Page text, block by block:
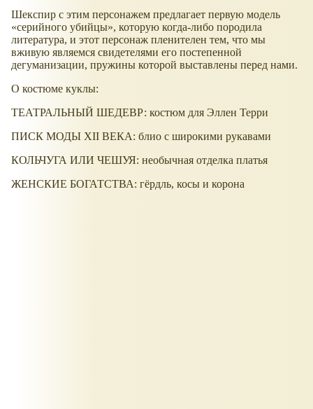
Шекспир с этим персонажем предлагает первую модель
серийного убийцы , которую когда-либо породила
литература, и этот персонаж пленителен тем, что мы
вживую являемся свидетелями его постепенной
дегуманизации, пружины которой выставлены перед нами.
О костюме куклы:
ТЕАТРАЛЬНЫЙ ШЕДЕВР: костюм для Эллен Терри
ПИСК МОДЫ XII ВЕКА: блио с широкими рукавами
КОЛЬЧУГА ИЛИ ЧЕШУЯ: необычная отделка платья
ЖЕНСКИЕ БОГАТСТВА: гёрдль, косы и корона